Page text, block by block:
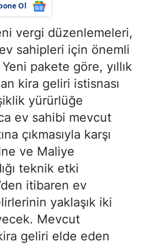
Ol
vergi düzenlemeleri,
sahipleri için önemli
pakete göre, yıllık
kira geliri istisnası
yürürlüğe
ev sahibi mevcut
çıkmasıyla karşı
ve Maliye
teknik etki
itibaren ev
yaklaşık iki
Mevcut
geliri elde eden